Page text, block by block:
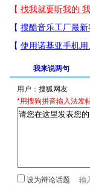
我来说两句
用户：
*用搜狗拼音输入法发
设为辩论话题